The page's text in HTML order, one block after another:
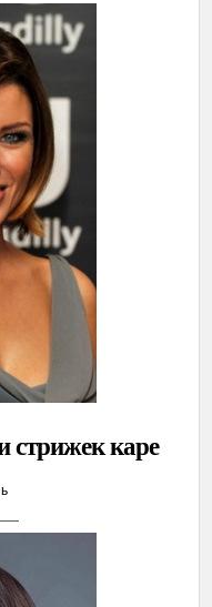
стрижек каре